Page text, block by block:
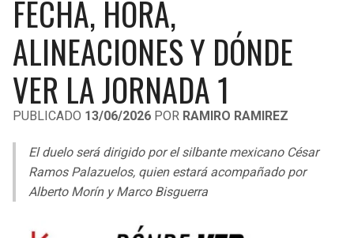
LIGA DE EXPANSIÓN MX
LEAGUES CUP
UEFA EUROPA LEAGUE
UEFA CONFERENCE LEAGUE
MLS
COPA LIBERTADORES
COPA SUDAMERICANA
LIGA BETPLAY
RAIDERS
CHARGERS
RAVENS
CAVALIERS
PISTONS
PACERS
FECHA, HORA,
ALINEACIONES Y DÓNDE
VER LA JORNADA 1
PUBLICADO 13/06/2026 POR RAMIRO RAMIREZ
El duelo será dirigido por el silbante mexicano César
Ramos Palazuelos, quien estará acompañado por
Alberto Morín y Marco Bisguerra